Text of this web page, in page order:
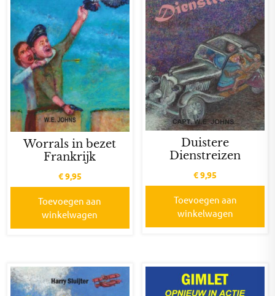
Worrals in bezet
Frankrijk
€9,95
Toevoegen aan
winkelwagen
Duistere
Dienstreizen
€9,95
Toevoegen aan
winkelwagen